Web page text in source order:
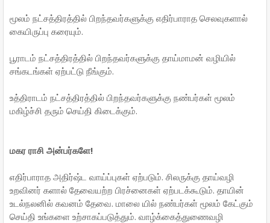
மூலம் நட்சத்திரத்தில் பிறந்தவர்களுக்கு எதிர்பாராத செலவுகளால்
கையிருப்பு கரையும்.
பூராடம் நட்சத்திரத்தில் பிறந்தவர்களுக்கு தாய்மாமன் வழியில்
சங்கடங்கள் ஏற்பட்டு நீங்கும்.
உத்திராடம் நட்சத்திரத்தில் பிறந்தவர்களுக்கு நண்பர்கள் மூலம்
மகிழ்ச்சி தரும் செய்தி கிடைக்கும்.
மகர ராசி அன்பர்களே!
எதிர்பாராத அதிர்ஷ்ட வாய்ப்புகள் ஏற்படும். சிலருக்கு தாய்வழி
உறவினர் களால் தேவையற்ற பிரச்னைகள் ஏற்படக்கூடும். தாயின்
உடல்நலனில் கவனம் தேவை. மாலை யில் நண்பர்கள் மூலம் கேட்கும்
செய்தி உங்களை உற்சாகப்படுத்தும். வாழ்க்கைத்துணைவழி